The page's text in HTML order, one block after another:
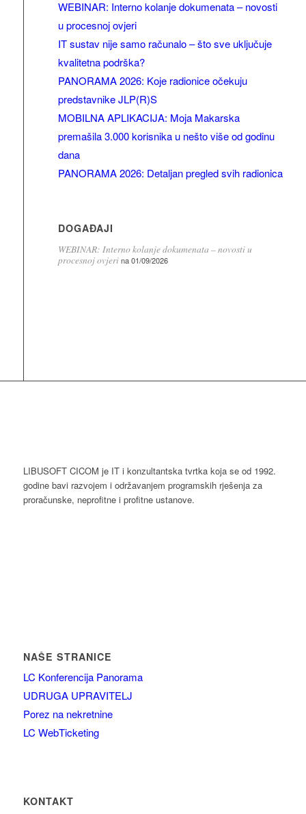
WEBINAR: Interno kolanje dokumenata – novosti
u procesnoj ovjeri
IT sustav nije samo računalo – što sve uključuje
kvalitetna podrška?
PANORAMA 2026: Koje radionice očekuju
predstavnike JLP(R)S
MOBILNA APLIKACIJA: Moja Makarska
premašila 3.000 korisnika u nešto više od godinu
dana
PANORAMA 2026: Detaljan pregled svih radionica
DOGAĐAJI
WEBINAR: Interno kolanje dokumenata – novosti u
procesnoj ovjerina 01/09/2026
LIBUSOFT CICOM je IT i konzultantska tvrtka koja se od 1992.
godine bavi razvojem i održavanjem programskih rješenja za
proračunske, neprofitne i profitne ustanove.
NAŠE STRANICE
LC Konferencija Panorama
UDRUGA UPRAVITELJ
Porez na nekretnine
LC WebTicketing
KONTAKT